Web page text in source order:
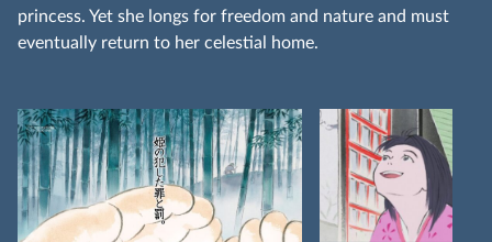
princess. Yet she longs for freedom and nature and must
eventually return to her celestial home.